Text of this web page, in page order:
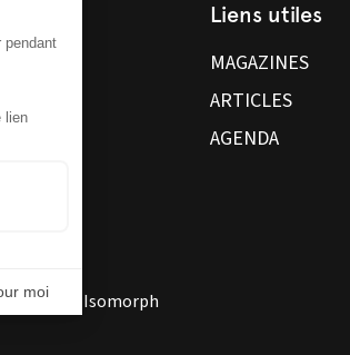
Liens utiles
MAGAZINES
ARTICLES
AGENDA
Isomorph